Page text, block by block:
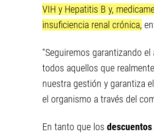
VIH y Hepatitis B y,
insuficiencia renal crónica,
“Seguiremos garantizando
todos aquellos que
nuestra gestión y garantiza
el organismo a través del
En tanto que los